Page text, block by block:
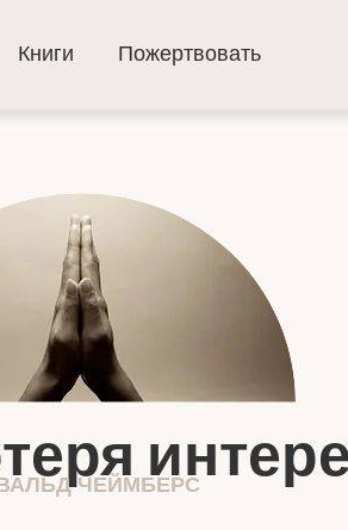
Книги Пожертвовать
ЧЕЙМБЕРС